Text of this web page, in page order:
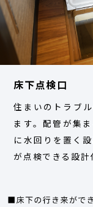
床下点検口
住まいのトラブ
ます。配管が集
に水回りを置く
が点検できる設計